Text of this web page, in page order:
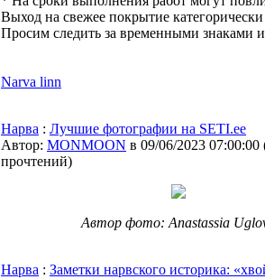
Выход на свежее покрытие
Просим следить за временными знаками
Narva linn
Нарва : Лучшие фотографии на SETI.ee
Автор: MONMOON в 09/06/2023 07:00:00
прочтений)
Автор фото: Anastassia
Нарва : Заметки нарвского историка: